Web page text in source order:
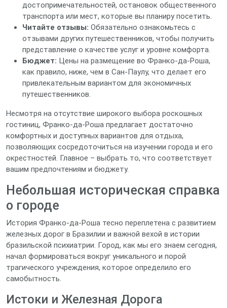
достопримечательностей, остановок общественного
транспорта или мест, которые вы планиру посетить.
Читайте отзывы: Обязательно ознакомьтесь с
отзывами других путешественников, чтобы получить
представление о качестве услуг и уровне комфорта.
Бюджет: Цены на размещение во Франко-да-Роша,
как правило, ниже, чем в Сан-Паулу, что делает его
привлекательным вариантом для экономичных
путешественников.
Несмотря на отсутствие широкого выбора роскошных
гостиниц, Франко-да-Роша предлагает достаточно
комфортных и доступных вариантов для отдыха,
позволяющих сосредоточиться на изучении города и его
окрестностей. Главное – выбрать то, что соответствует
вашим предпочтениям и бюджету.
Небольшая историческая справка
о городе
История Франко-да-Роша тесно переплетена с развитием
железных дорог в Бразилии и важной вехой в истории
бразильской психиатрии. Город, как мы его знаем сегодня,
начал формироваться вокруг уникального и порой
трагического учреждения, которое определило его
самобытность.
Истоки и Железная Дорога